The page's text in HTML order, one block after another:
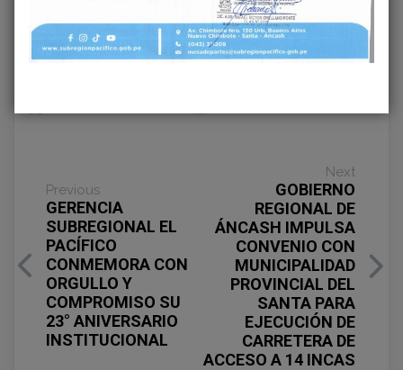
Previous
GERENCIA
SUBREGIONAL EL
PACÍFICO
CONMEMORA CON
ORGULLO Y
COMPROMISO SU
23° ANIVERSARIO
INSTITUCIONAL
Next
GOBIERNO
REGIONAL DE
ÁNCASH IMPULSA
CONVENIO CON
MUNICIPALIDAD
PROVINCIAL DEL
SANTA PARA
EJECUCIÓN DE
CARRETERA DE
ACCESO A 14 INCAS